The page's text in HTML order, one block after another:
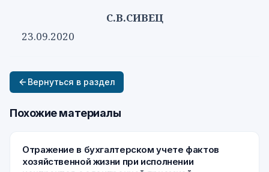
С.В.СИВЕЦ
23.09.2020
Вернуться в раздел
Похожие материалы
Отражение в бухгалтерском учете фактов
хозяйственной жизни при исполнении